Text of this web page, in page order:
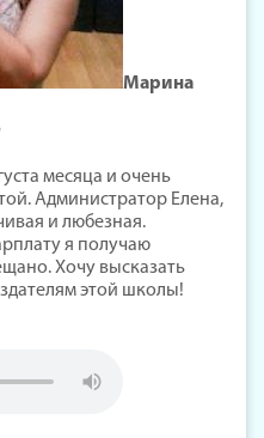
Марина
месяца и очень
Администратор Елена,
и любезная.
я получаю
Хочу высказать
этой школы!